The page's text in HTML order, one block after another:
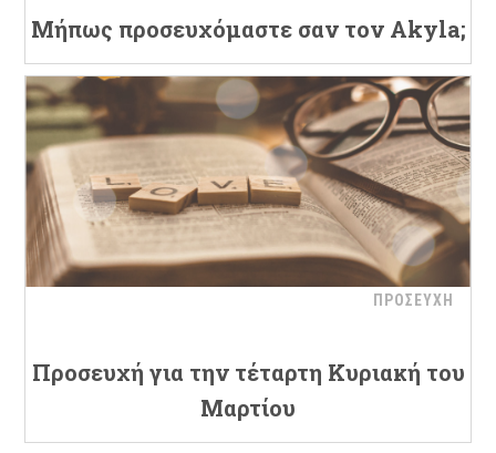
Μήπως προσευχόμαστε σαν τον Akyla;
ΠΡΟΣΕΥΧΗ
Προσευχή για την τέταρτη Κυριακή του
Μαρτίου